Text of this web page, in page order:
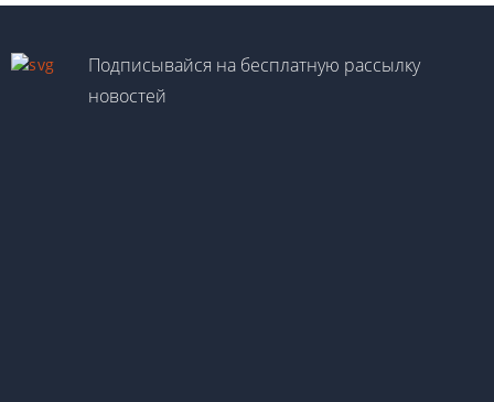
Подписывайся на бесплатную рассылку
новостей